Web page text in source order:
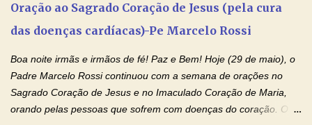
(apresente aqui o seu pedido...) Eu, desde já, agradeço de
coração, confiante que o Senhor me atenderá. Eu louvo o Pai por
agradeço de coração ao Espíri...
Oração ao Sagrado Coração de Jesus (pela cura
das doenças cardíacas)-Pe Marcelo Rossi
Boa noite irmãs e irmãos de fé! Paz e Bem! Hoje (29 de maio), o
Padre Marcelo Rossi continuou com a semana de orações no
Sagrado Coração de Jesus e no Imaculado Coração de Maria,
orando pelas pessoas que sofrem com doenças do coração. O